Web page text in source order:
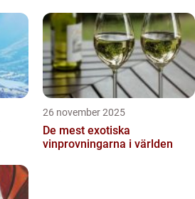
26 november 2025
De mest exotiska
vinprovningarna i världen